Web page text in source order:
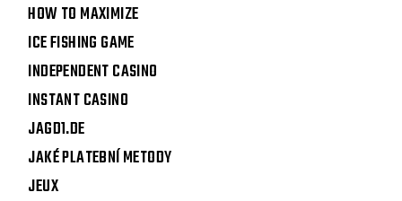
HOW TO MAXIMIZE
ICE FISHING GAME
INDEPENDENT CASINO
INSTANT CASINO
JAGD1.DE
JAKÉ PLATEBNÍ METODY
JEUX